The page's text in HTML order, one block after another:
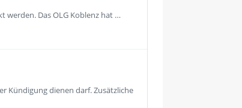
Das OLG Koblenz hat …
Kündigung dienen darf. Zusätzliche